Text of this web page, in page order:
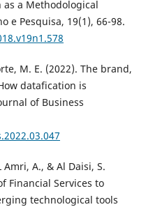
as a Methodological
e Pesquisa, 19(1), 66-98.
M. E. (2022). The brand,
datafication is
of Business
Amri, A., & Al Daisi, S.
Financial Services to
technological tools